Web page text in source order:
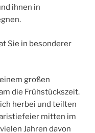
ihnen in
Sie in besonderer
großen
die Frühstückszeit.
herbei und teilten
mitten im
Jahren davon